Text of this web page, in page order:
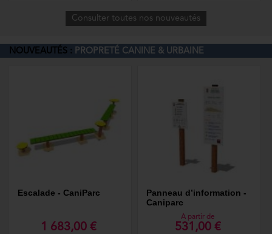
Consulter toutes nos nouveautés
NOUVEAUTÉS : PROPRETÉ CANINE & URBAINE
Escalade - CaniParc
1 683,00 €
Panneau d’information -
Caniparc
A partir de
531,00 €